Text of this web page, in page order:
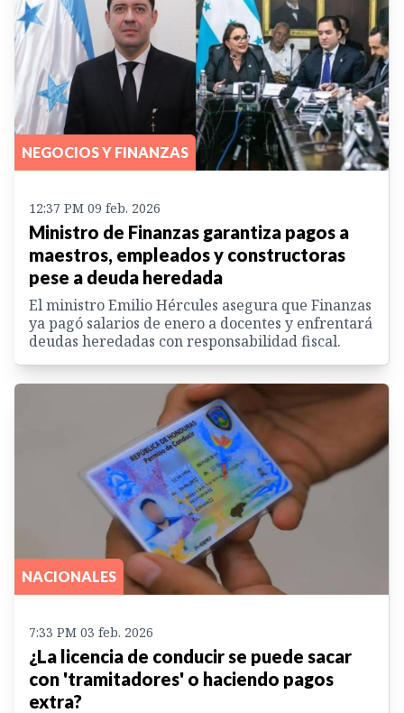
NEGOCIOS Y FINANZAS
12:37 PM 09 feb. 2026
Ministro de Finanzas garantiza pagos a
maestros, empleados y constructoras
pese a deuda heredada
El ministro Emilio Hércules asegura que Finanzas
ya pagó salarios de enero a docentes y enfrentará
deudas heredadas con responsabilidad fiscal.
NACIONALES
7:33 PM 03 feb. 2026
¿La licencia de conducir se puede sacar
con 'tramitadores' o haciendo pagos
extra?